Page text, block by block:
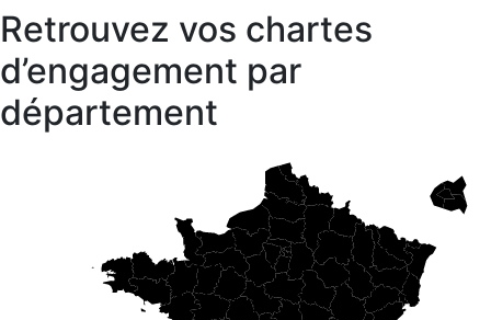
Retrouvez vos chartes
d’engagement par
département